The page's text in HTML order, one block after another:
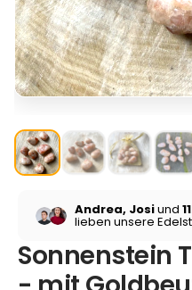
Andrea, Josiund
lieben unsere
Sonnenstein